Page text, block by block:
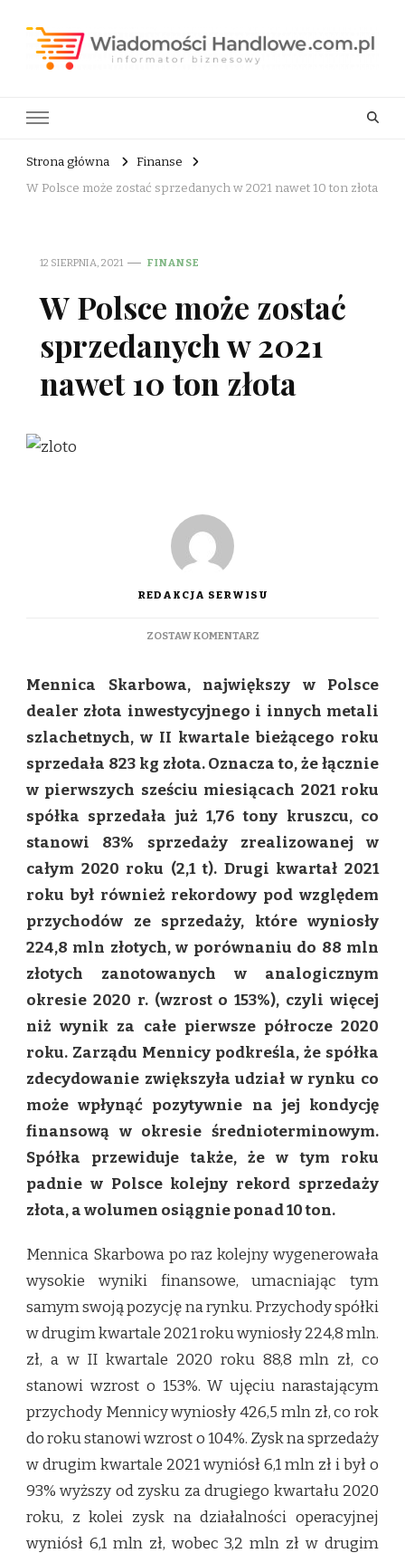
Strona główna
Finanse
W Polsce może zostać sprzedanych w 2021 nawet 10 ton złota
12 SIERPNIA, 2021 FINANSE
W Polsce może zostać
sprzedanych w 2021
nawet 10 ton złota
REDAKCJA SERWISU
ZOSTAW KOMENTARZDO
MOŻE
ZOSTAĆ
SPRZEDANYCH
W
NAWET
10
ZŁOTA
Mennica Skarbowa, największy w Polsce
dealer złota inwestycyjnego i innych metali
szlachetnych, w II kwartale bieżącego roku
sprzedała 823 kg złota. Oznacza to, że łącznie
w pierwszych sześciu miesiącach 2021 roku
spółka sprzedała już 1,76 tony kruszcu, co
stanowi 83% sprzedaży zrealizowanej w
całym 2020 roku (2,1 t). Drugi kwartał 2021
roku był również rekordowy pod względem
przychodów ze sprzedaży, które wyniosły
224,8 mln złotych, w porównaniu do 88 mln
złotych zanotowanych w analogicznym
okresie 2020 r. (wzrost o 153%), czyli więcej
niż wynik za całe pierwsze półrocze 2020
roku. Zarządu Mennicy podkreśla, że spółka
zdecydowanie zwiększyła udział w rynku co
może wpłynąć pozytywnie na jej kondycję
finansową w okresie średnioterminowym.
Spółka przewiduje także, że w tym roku
padnie w Polsce kolejny rekord sprzedaży
złota, a wolumen osiągnie ponad 10 ton.
Mennica Skarbowa po raz kolejny wygenerowała
wysokie wyniki finansowe, umacniając tym
samym swoją pozycję na rynku. Przychody spółki
w drugim kwartale 2021 roku wyniosły 224,8 mln.
zł, a w II kwartale 2020 roku 88,8 mln zł, co
stanowi wzrost o 153%. W ujęciu narastającym
przychody Mennicy wyniosły 426,5 mln zł, co rok
do roku stanowi wzrost o 104%. Zysk na sprzedaży
w drugim kwartale 2021 wyniósł 6,1 mln zł i był o
93% wyższy od zysku za drugiego kwartału 2020
roku, z kolei zysk na działalności operacyjnej
wyniósł 6,1 mln zł, wobec 3,2 mln zł w drugim